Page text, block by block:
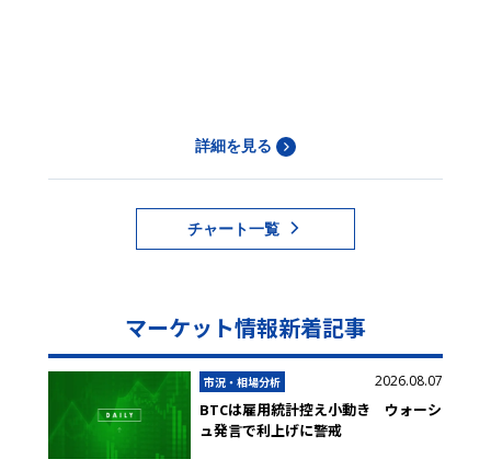
詳細を見る
チャート一覧
マーケット情報新着記事
市況・相場分析 2026.08.07
BTCは雇用統計控え小動き ウォーシ
ュ発言で利上げに警戒